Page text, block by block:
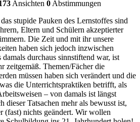
Ansichten 0 Abstimmungen
stupide Pauken des Lernstoffes sind
Eltern und Schülern akzeptierter
Die Zeit und mit ihr unsere
haben sich jedoch inzwischen
damals durchaus sinnstiftend war, ist
zeitgemäß. Themen/Fächer die
müssen haben sich verändert und die
die Unterrichtspraktiken betrifft, als
– von damals ist längst
dieser Tatsachen mehr als bewusst ist,
(fast) nichts geändert. Wir wollen